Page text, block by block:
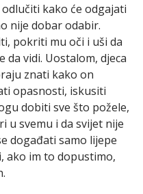
kako će odgajati
nije dobar odabir.
pokriti mu oči i uši da
da vidi. Uostalom, djeca
znati kako on
opasnosti, iskusiti
dobiti sve što požele,
u svemu i da svijet nije
događati samo lijepe
ako im to dopustimo,